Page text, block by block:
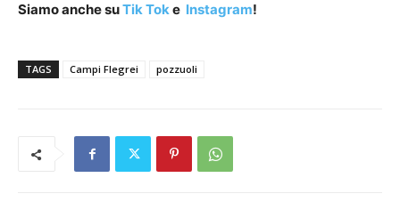
Siamo anche suTik Toke Instagram!
TAGS Campi Flegrei pozzuoli